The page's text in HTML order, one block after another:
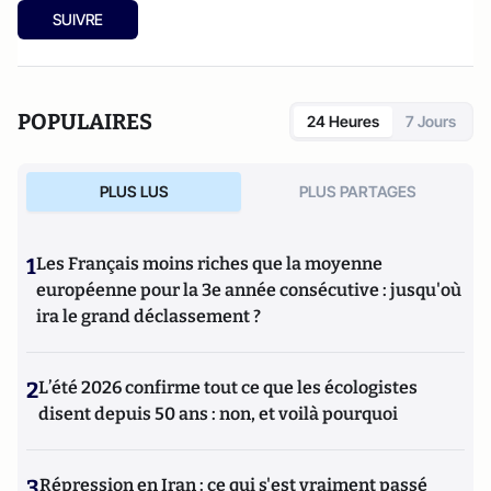
SUIVRE
POPULAIRES 24 Heures 7 Jours
PLUS LUS PLUS PARTAGES
1Les Français moins riches que la moyenne
européenne pour la 3e année consécutive : jusqu'où
ira le grand déclassement ?
2L’été 2026 confirme tout ce que les écologistes
disent depuis 50 ans : non, et voilà pourquoi
Répression en Iran : ce qui s'est vraiment passé